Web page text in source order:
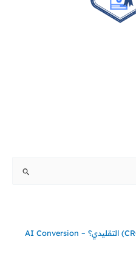
لماذا يفشل تحسين معدل التحويل (CRO) التقليدي؟ – AI Conversion